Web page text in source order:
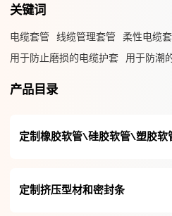
关键词
电缆套管 线缆管理套管 柔性电缆
用于防止磨损的电缆护套 用于防潮
产品目录
定制橡胶软管\硅胶软管\塑胶软
定制挤压型材和密封条